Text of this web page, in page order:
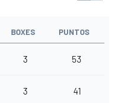
BOXES PUNTOS
3 53
3 41